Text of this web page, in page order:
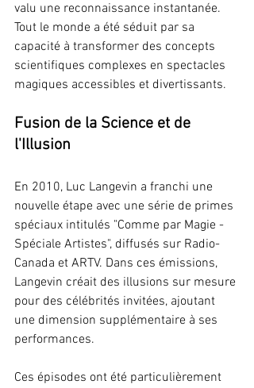
valu une reconnaissance instantanée.
Tout le monde a été séduit par sa
capacité à transformer des concepts
scientifiques complexes en spectacles
magiques accessibles et divertissants.
Fusion de la Science et de
l'Illusion
En 2010, Luc Langevin a franchi une
nouvelle étape avec une série de primes
spéciaux intitulés "Comme par Magie -
Spéciale Artistes", diffusés sur Radio-
Canada et ARTV. Dans ces émissions,
Langevin créait des illusions sur mesure
pour des célébrités invitées, ajoutant
une dimension supplémentaire à ses
performances.
Ces épisodes ont été particulièrement